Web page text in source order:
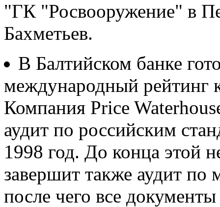
"ГК "Росвооружение" в
Бахметьев.
В Балтийском банке
международный рейтинг
Компания Price
аудит по российским
1998 год. До конца этой
завершит также аудит
после чего все